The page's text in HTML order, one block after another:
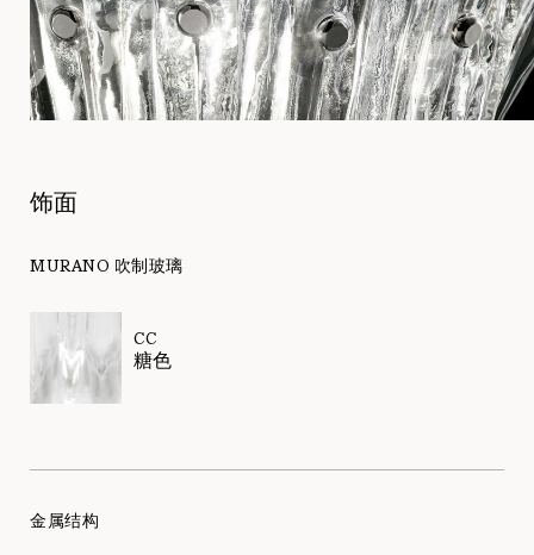
饰面
MURANO 吹制玻璃
CC
糖色
金属结构